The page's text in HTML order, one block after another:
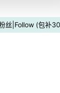
丝|Follow (包补